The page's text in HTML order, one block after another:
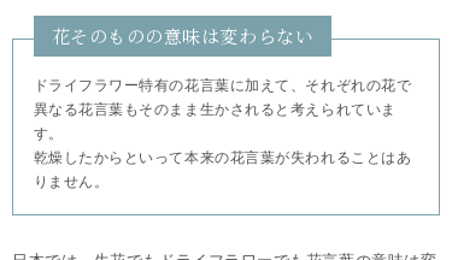
花そのものの意味は変わらない
ドライフラワー特有の花言葉に加えて、それぞれの花で
異なる花言葉もそのまま生かされると考えられていま
す。
乾燥したからといって本来の花言葉が失われることはあ
りません。